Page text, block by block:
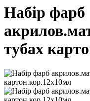
Набір фарб
тубах